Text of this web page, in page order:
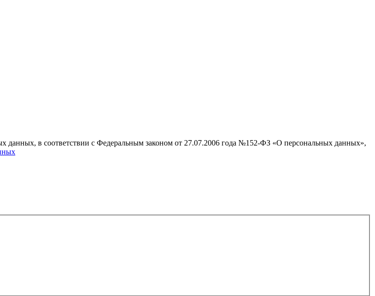
данных, в соответствии с Федеральным законом от 27.07.2006 года №152-ФЗ «О персональных данных»,